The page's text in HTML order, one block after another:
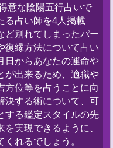
意な陰陽五行占いで
る占い師を4人掲載
ど別れてしまったパー
復縁方法について占い
日からあなたの運命や
が出来るため、適職や
方位等を占うことに向
決する術について、可
する鑑定スタイルの先
実現できるように、
れるでしょう。